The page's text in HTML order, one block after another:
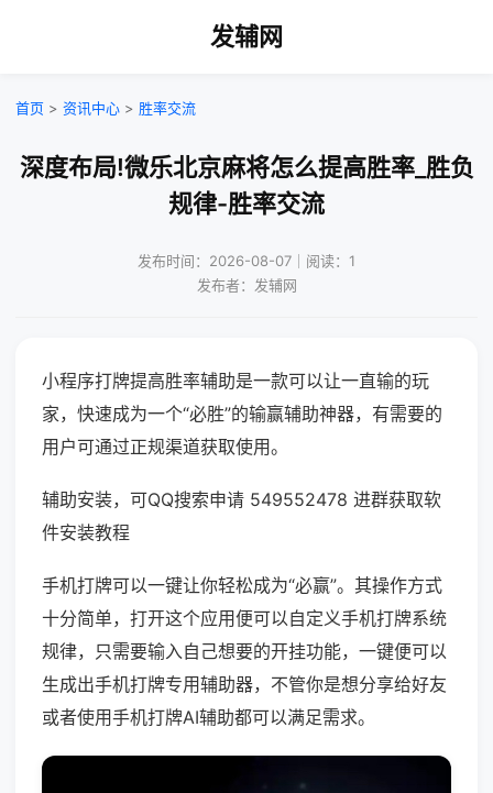
发辅网
首页 > 资讯中心 > 胜率交流
深度布局!微乐北京麻将怎么提高胜率_胜负
规律-胜率交流
发布时间：2026-08-07｜阅读：1
发布者：发辅网
小程序打牌提高胜率辅助是一款可以让一直输的玩
家，快速成为一个“必胜”的输赢辅助神器，有需要的
用户可通过正规渠道获取使用。
辅助安装，可QQ搜索申请 549552478 进群获取软
件安装教程
手机打牌可以一键让你轻松成为“必赢”。其操作方式
十分简单，打开这个应用便可以自定义手机打牌系统
规律，只需要输入自己想要的开挂功能，一键便可以
生成出手机打牌专用辅助器，不管你是想分享给好友
或者使用手机打牌AI辅助都可以满足需求。